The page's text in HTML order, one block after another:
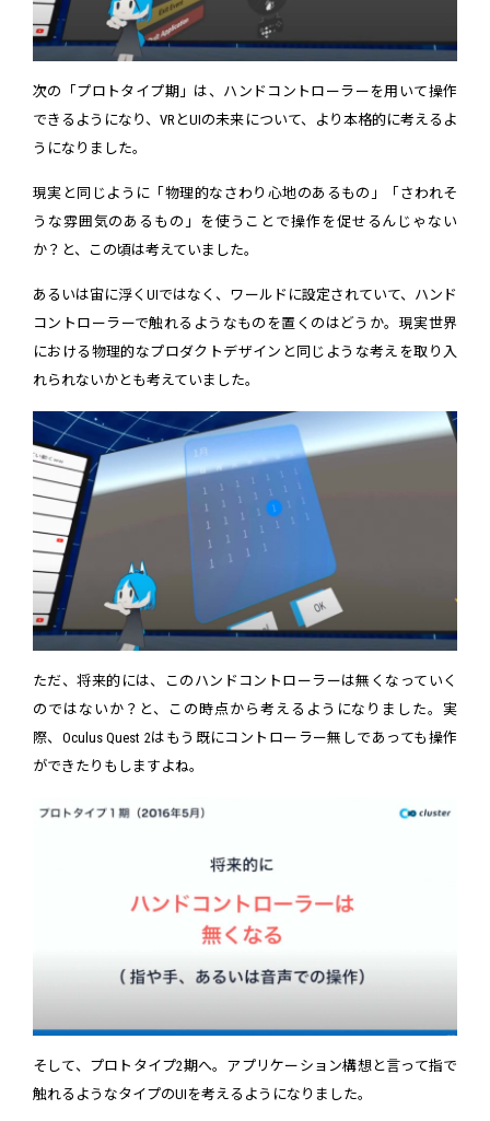
次の「プロトタイプ期」は、ハンドコントローラーを用いて操作
できるようになり、VRとUIの未来について、より本格的に考えるよ
うになりました。
現実と同じように「物理的なさわり心地のあるもの」「さわれそ
うな雰囲気のあるもの」を使うことで操作を促せるんじゃない
か？と、この頃は考えていました。
あるいは宙に浮くUIではなく、ワールドに設定されていて、ハンド
コントローラーで触れるようなものを置くのはどうか。現実世界
における物理的なプロダクトデザインと同じような考えを取り入
れられないかとも考えていました。
ただ、将来的には、このハンドコントローラーは無くなっていく
のではないか？と、この時点から考えるようになりました。実
際、Oculus Quest 2はもう既にコントローラー無しであっても操作
ができたりもしますよね。
そして、プロトタイプ2期へ。アプリケーション構想と言って指で
触れるようなタイプのUIを考えるようになりました。